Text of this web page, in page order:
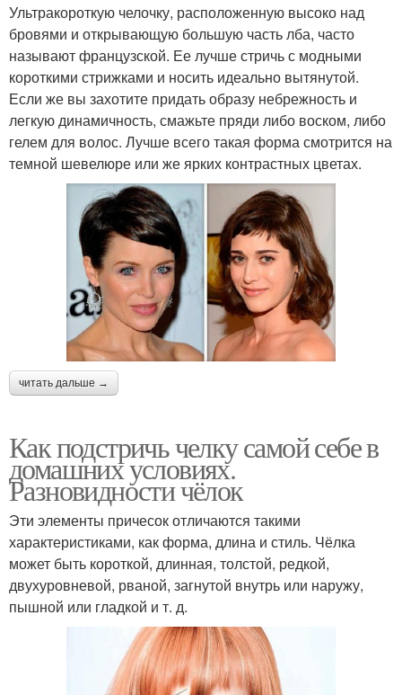
Ультракороткую челочку, расположенную высоко над
бровями и открывающую большую часть лба, часто
называют французской. Ее лучше стричь с модными
короткими стрижками и носить идеально вытянутой.
Если же вы захотите придать образу небрежность и
легкую динамичность, смажьте пряди либо воском, либо
гелем для волос. Лучше всего такая форма смотрится на
темной шевелюре или же ярких контрастных цветах.
читать дальше →
Как подстричь челку самой себе в
домашних условиях.
Разновидности чёлок
Эти элементы причесок отличаются такими
характеристиками, как форма, длина и стиль. Чёлка
может быть короткой, длинная, толстой, редкой,
двухуровневой, рваной, загнутой внутрь или наружу,
пышной или гладкой и т. д.